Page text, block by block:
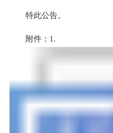
特此公告。
附件：1.